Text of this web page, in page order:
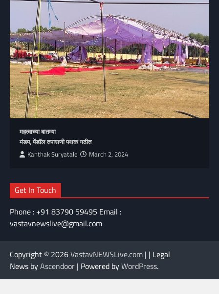
महत्वाच्या बातम्या
मंडप, पेंडॉल तपासणी पथक गठीत
Kanthak Suryatale March 2, 2024
Get In Touch
Phone : +91 83790 59495 Email :
vastavnewslive@gmail.com
Copyright © 2026VastavNEWSLive.com | | Legal
News byAscendoor | Powered byWordPress.